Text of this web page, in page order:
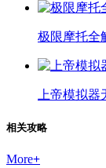
极限摩托全
上帝模拟
相关攻略
More+